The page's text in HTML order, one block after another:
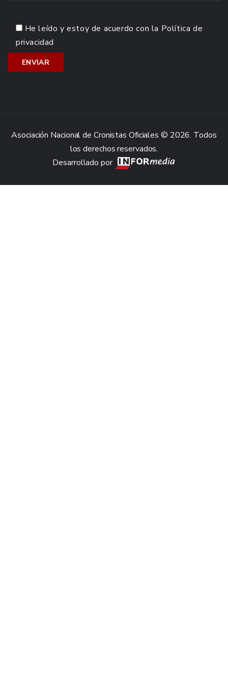
He leído y estoy de acuerdo con la Política de
privacidad
Asociación Nacional de Cronistas Oficiales © 2026. Todos
los derechos reservados.
Desarrollado por